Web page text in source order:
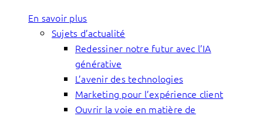
En savoir plus
Sujets d’actualité
Redessiner notre futur avec l’IA
générative
L’avenir des technologies
Marketing pour l’expérience client
Ouvrir la voie en matière de